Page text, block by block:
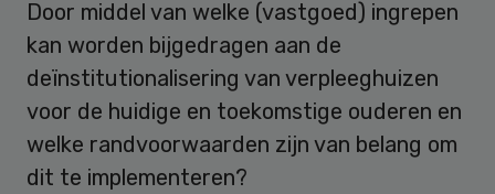
Door middel van welke (vastgoed) ingrepen
kan worden bijgedragen aan de
deïnstitutionalisering van verpleeghuizen
voor de huidige en toekomstige ouderen en
welke randvoorwaarden zijn van belang om
dit te implementeren?